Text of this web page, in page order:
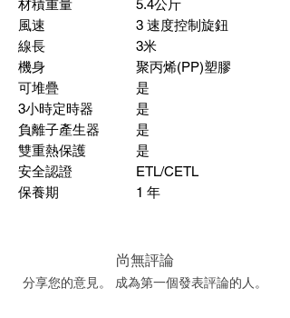
材積重量
5.4公斤
風速
3 速度控制旋鈕
線長
3米
機身
聚丙烯(PP)塑膠
可堆疊
是
3小時定時器
是
負離子產生器
是
雙重熱保護
是
安全認證
ETL/CETL
保養期
1 年
尚無評論
分享您的意見。 成為第一個發表評論的人。